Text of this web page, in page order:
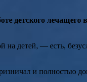
детского
детей, — есть,
и полностью